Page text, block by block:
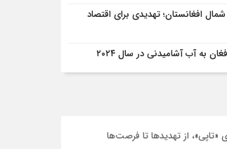
افغانستان؛ تهدیدی برای اقتصاد
«تاپی»، از تهدیدها تا فرصت‌ها